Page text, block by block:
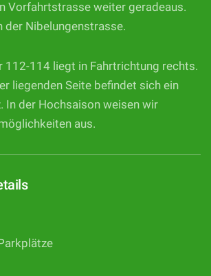
Vorfahrtstrasse weiter geradeaus.
der Nibelungenstrasse.
112-114 liegt in Fahrtrichtung rechts.
liegenden Seite befindet sich ein
In der Hochsaison weisen wir
aus.